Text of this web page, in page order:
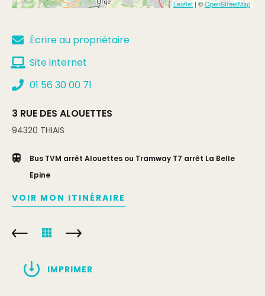
Leaflet | ©OpenStreetMap
Écrire au propriétaire
Site internet
01 56 30 00 71
3 RUE DES ALOUETTES
94320 THIAIS
Bus TVM arrêt Alouettes ou Tramway T7 arrêt La Belle
Epine
VOIR MON ITINÉRAIRE
IMPRIMER